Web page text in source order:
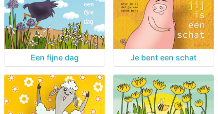
Een fijne dag Je bent een schat